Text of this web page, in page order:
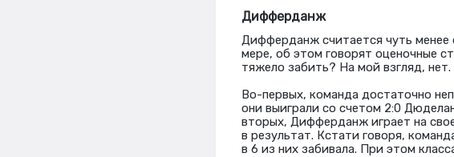
Дифферданж
Дифферданж считается чуть
мере, об этом говорят оценочные
тяжело забить? На мой взгляд, нет.
Во-первых, команда достаточно
они выиграли со счетом 2:0
вторых, Дифферданж играет на
в результат. Кстати говоря,
в 6 из них забивала. При этом